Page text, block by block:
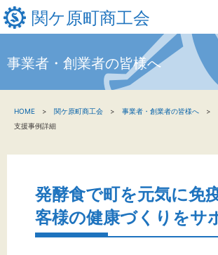
関ケ原町商工会
新着情報
関ケ原町商工会について
事業者・創業者の皆様へ
HOME 関ケ原町商工会 事業者・創業者の皆様へ
支援事例詳細
発酵食で町を元気に免
客様の健康づくりをサ